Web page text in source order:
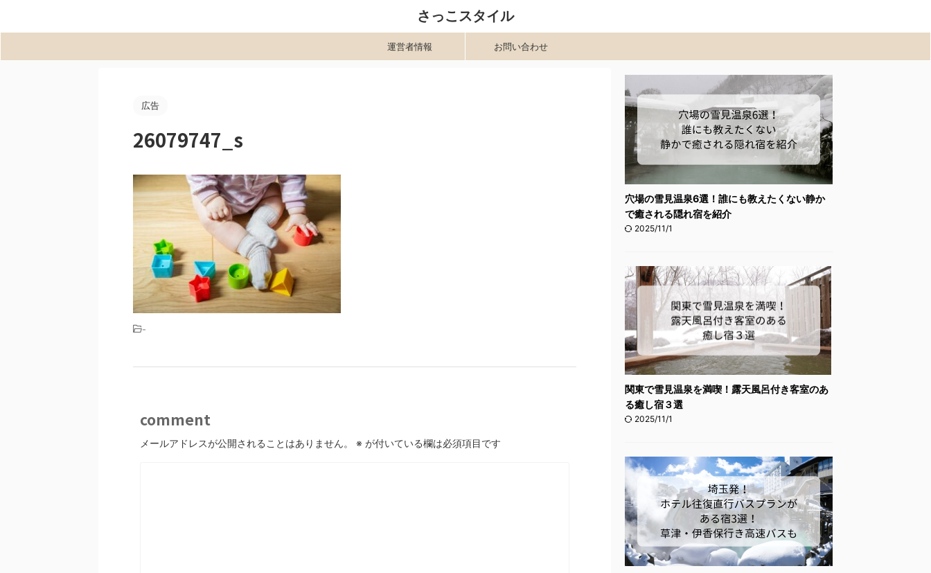
さっこスタイル
運営者情報 お問い合わせ
広告
26079747_s
-
comment
メールアドレスが公開されることはありません。 ※ が付いている欄は必須項目です
穴場の雪見温泉6選！誰にも教えたくない静か
で癒される隠れ宿を紹介
2025/11/1
関東で雪見温泉を満喫！露天風呂付き客室のあ
る癒し宿３選
2025/11/1